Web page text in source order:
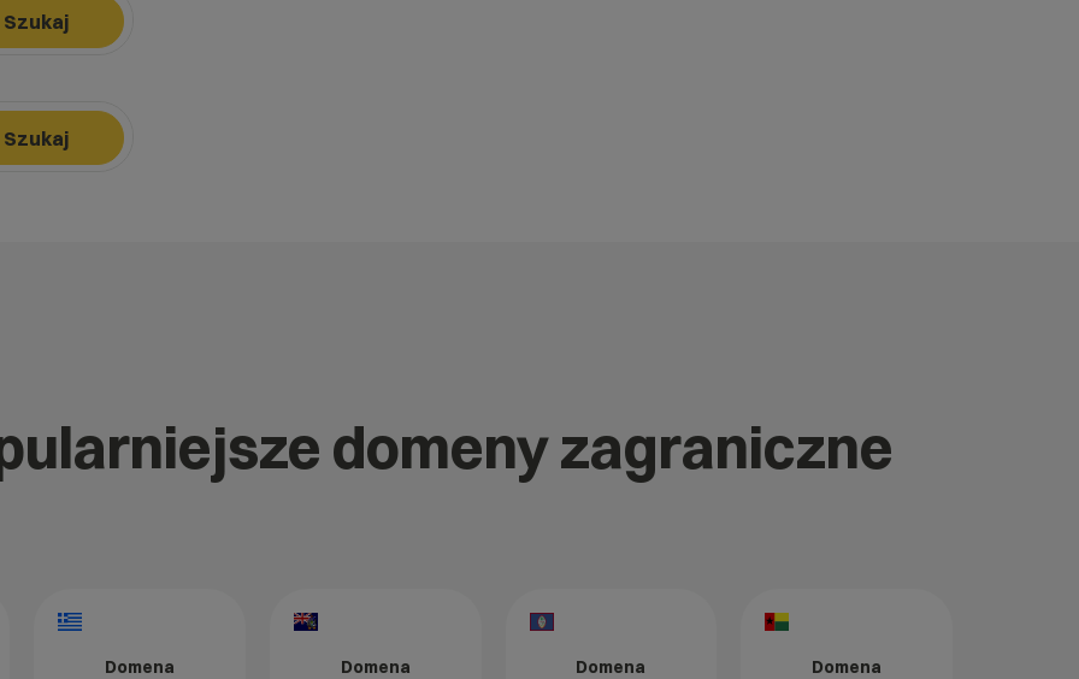
Szukaj
Szukaj
domeny zagraniczne
Domena Domena Domena Domena